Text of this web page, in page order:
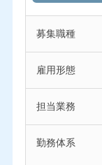
募集職種
雇用形態
担当業務
勤務体系